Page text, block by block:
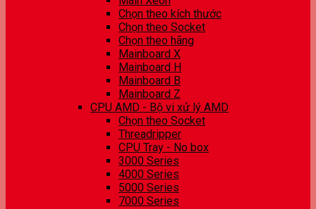
Chọn theo kích thước
Chọn theo Socket
Chọn theo hãng
Mainboard X
Mainboard H
Mainboard B
Mainboard Z
CPU AMD - Bộ vi xử lý AMD
Chọn theo Socket
Threadripper
CPU Tray - No box
3000 Series
4000 Series
5000 Series
7000 Series